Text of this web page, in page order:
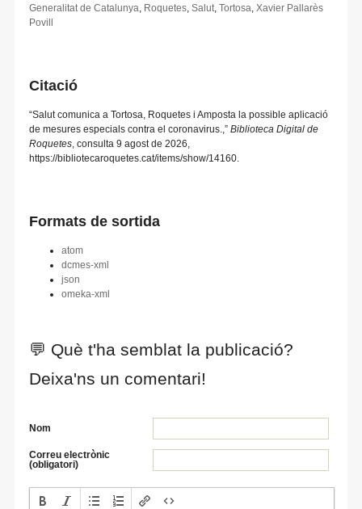
Generalitat de Catalunya Roquetes Salut Tortosa Xavier Pallarès
Povill
Citació
“Salut comunica a Tortosa, Roquetes i Amposta la possible aplicació
de mesures especials contra el coronavirus.,” Biblioteca Digital de
Roquetes , consulta 9 agost de 2026,
https://bibliotecaroquetes.cat/items/show/14160
Formats de sortida
atom
dcmes-xml
json
omeka-xml
💬 Què t'ha semblat la publicació?
Deixa'ns un comentari!
Nom
Correu electrònic
(obligatori)